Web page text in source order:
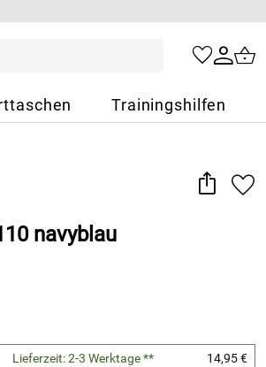
Trainingshilfen
navyblau
Lieferzeit: 2-3 Werktage **
14,95 €